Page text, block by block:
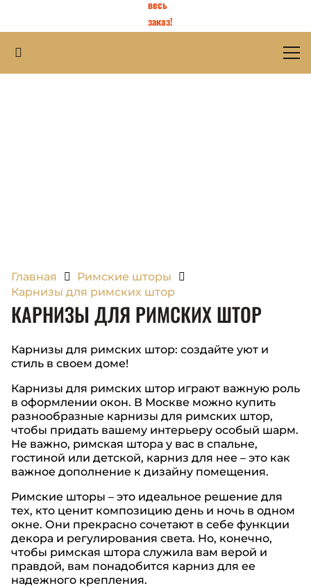
весь
заказ!
Главная
Римские шторы
Карнизы для римских штор
КАРНИЗЫ ДЛЯ РИМСКИХ ШТОР
Карнизы для римских штор: создайте уют и
стиль в своем доме!
Карнизы для римских штор играют важную роль
в оформлении окон. В Москве можно купить
разнообразные карнизы для римских штор,
чтобы придать вашему интерьеру особый шарм.
Не важно, римская штора у вас в спальне,
гостиной или детской, карниз для нее – это как
важное дополнение к дизайну помещения.
Римские шторы – это идеальное решение для
тех, кто ценит композицию день и ночь в одном
окне. Они прекрасно сочетают в себе функции
декора и регулирования света. Но, конечно,
чтобы римская штора служила вам верой и
правдой, вам понадобится карниз для ее
надежного крепления.